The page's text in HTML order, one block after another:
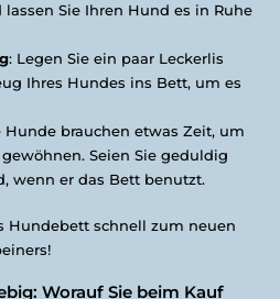
Sie Ihren Hund es in Ruhe
: Legen Sie ein paar Leckerlis
Ihres Hundes ins Bett, um es
Hunde brauchen etwas Zeit, um
Seien Sie geduldig
wenn er das Bett benutzt.
Hundebett schnell zum neuen
Worauf Sie beim Kauf